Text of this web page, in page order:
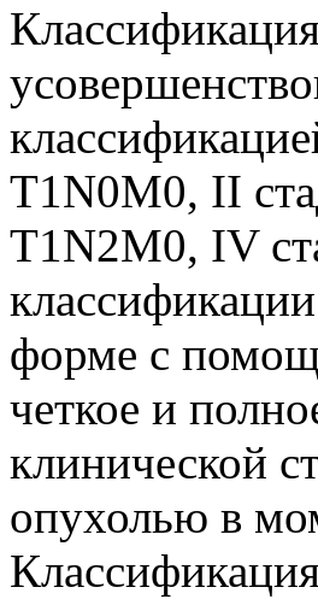
T1N0M0, II
T1N2M0, IV
форме с
четкое и
клинической
опухолью в